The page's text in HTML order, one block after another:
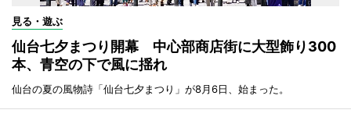
見る・遊ぶ
仙台七夕まつり開幕 中心部商店街に大型飾り300
本、青空の下で風に揺れ
仙台の夏の風物詩「仙台七夕まつり」が8月6日、始まった。